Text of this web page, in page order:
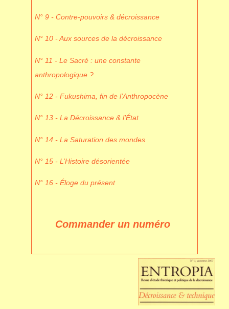
N° 9 - Contre-pouvoirs & décroissance
N° 10 - Aux sources de la décroissance
N° 11 - Le Sacré : une constante
anthropologique ?
N° 12 - Fukushima, fin de l’Anthropocène
N° 13 - La Décroissance & l’État
N° 14 - La Saturation des mondes
N° 15 - L’Histoire désorientée
N° 16 - Éloge du présent
Commander un numéro